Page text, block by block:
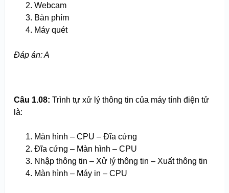
Webcam
Bàn phím
Máy quét
Đáp án: A
Câu 1.08: Trình tự xử lý thông tin của máy tính điện tử
là:
Màn hình – CPU – Đĩa cứng
Đĩa cứng – Màn hình – CPU
Nhập thông tin – Xử lý thông tin – Xuất thông tin
Màn hình – Máy in – CPU